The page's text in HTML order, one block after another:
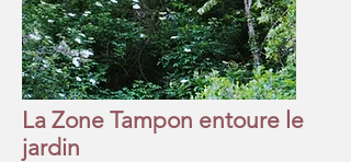
La Zone Tampon entoure le
jardin